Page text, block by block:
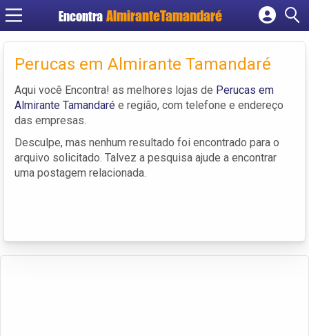
Encontra
Cadastrar empresa
Criar conta
Perucas em Almirante Tamandaré
Aqui você Encontra! as melhores lojas de Perucas em
Almirante Tamandaré e região, com telefone e endereço
das empresas.
Desculpe, mas nenhum resultado foi encontrado para o
arquivo solicitado. Talvez a pesquisa ajude a encontrar
uma postagem relacionada.